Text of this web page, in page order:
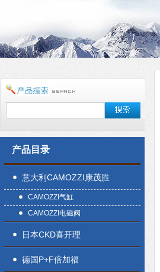
产品目录
意大利CAMOZZI康茂胜
CAMOZZI气缸
CAMOZZI电磁阀
日本CKD喜开理
德国P+F倍加福